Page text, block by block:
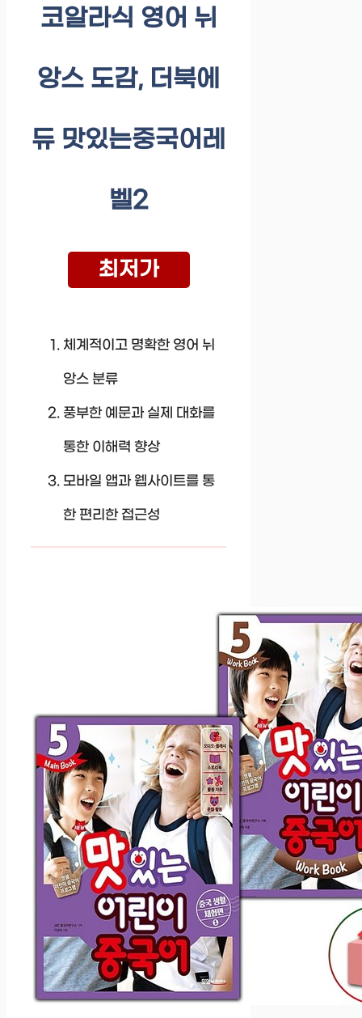
코알라식 영어 뉘
앙스 도감, 더북에
듀 맛있는중국어레
벨2
최저가
체계적이고 명확한 영어 뉘
앙스 분류
풍부한 예문과 실제 대화를
통한 이해력 향상
모바일 앱과 웹사이트를 통
한 편리한 접근성